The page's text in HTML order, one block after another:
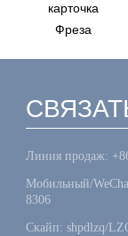
карточка
Фреза
Линия продаж:
Мобильный/
8306
Скайп: shpdlzq/